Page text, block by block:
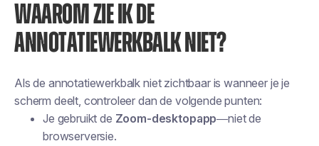
WAAROM ZIE IK DE
ANNOTATIEWERKBALK NIET?
Als de annotatiewerkbalk niet zichtbaar is wanneer je je
scherm deelt, controleer dan de volgende punten:
Je gebruikt de Zoom-desktopapp—niet de
browserversie.